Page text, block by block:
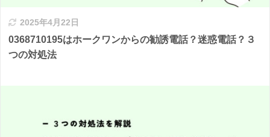
2025年4月22日
0368710195はホークワンからの勧誘電話？迷惑電話？３
つの対処法